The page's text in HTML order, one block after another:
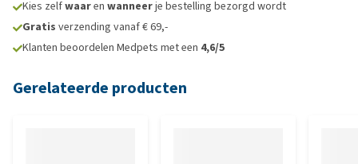
Kies zelfwaaren wanneerje bestelling bezorgd wordt
Gratis verzending vanaf € 69,-
Klanten beoordelen Medpets met een 4,6/5
Gerelateerde producten